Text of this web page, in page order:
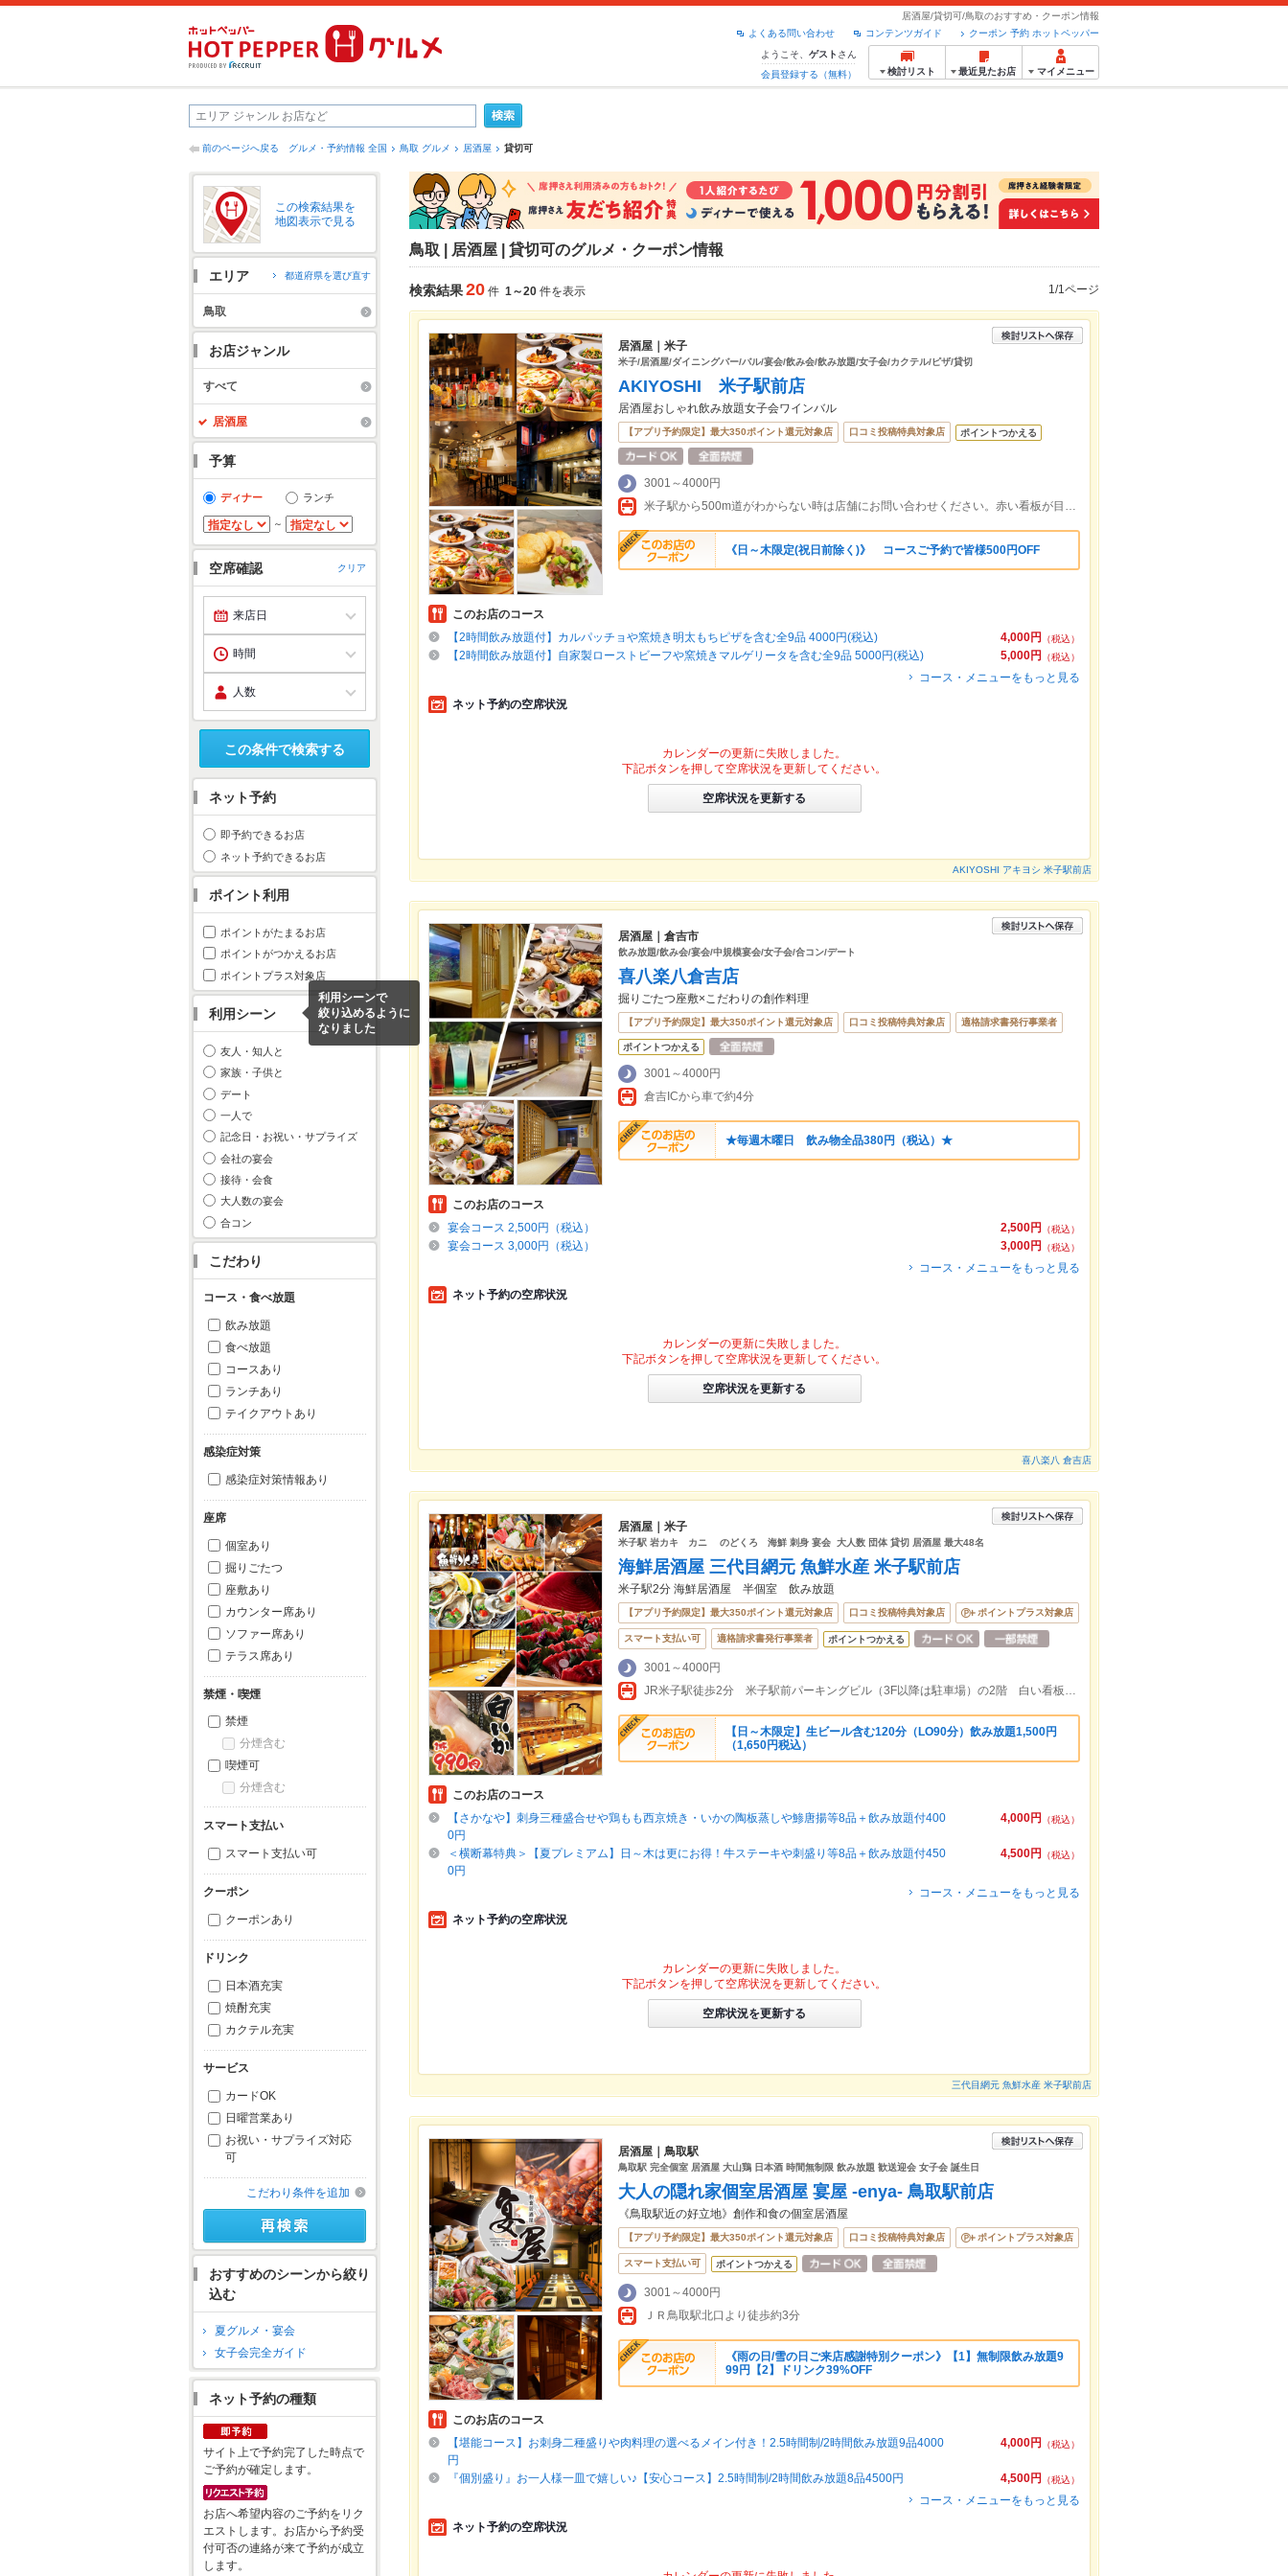
居酒屋/貸切可/鳥取のおすすめ・クーポン情報
クーポン 予約 ホットペッパー
コンテンツガイド
よくある問い合わせ
ようこそ、 ゲスト さん
会員登録する（無料）
検討リスト 最近見たお店 マイメニュー
前のページへ戻る グルメ・予約情報 全国 鳥取 グルメ 居酒屋 貸切可
この検索結果を
地図表示で見る
エリア 都道府県を選び直す
鳥取
お店ジャンル
すべて
居酒屋
予算
ディナー ランチ
～
空席確認 クリア
この条件で検索する
ネット予約
即予約できるお店
ネット予約できるお店
ポイント利用
ポイントがたまるお店
ポイントがつかえるお店
ポイントプラス対象店
利用シーン
利用シーンで
絞り込めるように
なりました
友人・知人と
家族・子供と
デート
一人で
記念日・お祝い・サプライズ
会社の宴会
接待・会食
大人数の宴会
合コン
こだわり
コース・食べ放題
飲み放題
食べ放題
コースあり
ランチあり
テイクアウトあり
感染症対策
感染症対策情報あり
座席
個室あり
掘りごたつ
座敷あり
カウンター席あり
ソファー席あり
テラス席あり
禁煙・喫煙
禁煙
分煙含む
喫煙可
分煙含む
スマート支払い
スマート支払い可
クーポン
クーポンあり
ドリンク
日本酒充実
焼酎充実
カクテル充実
サービス
カードOK
日曜営業あり
お祝い・サプライズ対応
可
こだわり条件を追加
おすすめのシーンから絞り
込む
夏グルメ・宴会
女子会完全ガイド
ネット予約の種類
サイト上で予約完了した時点で
ご予約が確定します。
お店へ希望内容のご予約をリク
エストします。お店から予約受
付可否の連絡が来て予約が成立
します。
鳥取 | 居酒屋 | 貸切可のグルメ・クーポン情報
検索結果20 件 1～20 件を表示 1/1ページ
居酒屋｜米子
米子/居酒屋/ダイニングバー/バル/宴会/飲み会/飲み放題/女子会/カクテル/ピザ/貸切
AKIYOSHI 米子駅前店
居酒屋おしゃれ飲み放題女子会ワインバル
【アプリ予約限定】最大350ポイント還元対象店 口コミ投稿特典対象店 ポイントつかえる
3001～4000円
米子駅から500m道がわからない時は店舗にお問い合わせください。赤い看板が目印です！
《日～木限定(祝日前除く)》 コースご予約で皆様500円OFF
このお店のコース
4,000円
（税込）
【2時間飲み放題付】カルパッチョや窯焼き明太もちピザを含む全9品 4000円(税込)
5,000円
（税込）
【2時間飲み放題付】自家製ローストビーフや窯焼きマルゲリータを含む全9品 5000円(税込)
コース・メニューをもっと見る
ネット予約の空席状況
カレンダーの更新に失敗しました。
下記ボタンを押して空席状況を更新してください。
空席状況を更新する
AKIYOSHI アキヨシ 米子駅前店
居酒屋｜倉吉市
飲み放題/飲み会/宴会/中規模宴会/女子会/合コン/デート
喜八楽八倉吉店
掘りごたつ座敷×こだわりの創作料理
【アプリ予約限定】最大350ポイント還元対象店 口コミ投稿特典対象店 適格請求書発行事業者
ポイントつかえる
3001～4000円
倉吉ICから車で約4分
★毎週木曜日 飲み物全品380円（税込）★
このお店のコース
2,500円
（税込）
宴会コース 2,500円（税込）
3,000円
（税込）
宴会コース 3,000円（税込）
コース・メニューをもっと見る
ネット予約の空席状況
カレンダーの更新に失敗しました。
下記ボタンを押して空席状況を更新してください。
空席状況を更新する
喜八楽八 倉吉店
居酒屋｜米子
米子駅 岩カキ カニ のどくろ 海鮮 刺身 宴会 大人数 団体 貸切 居酒屋 最大48名
海鮮居酒屋 三代目網元 魚鮮水産 米子駅前店
米子駅2分 海鮮居酒屋 半個室 飲み放題
【アプリ予約限定】最大350ポイント還元対象店 口コミ投稿特典対象店 ポイントプラス対象店
スマート支払い可 適格請求書発行事業者 ポイントつかえる
3001～4000円
JR米子駅徒歩2分 米子駅前パーキングビル（3F以降は駐車場）の2階 白い看板に黒い文字で【魚鮮水産米子駅前店】が目印
【日～木限定】生ビール含む120分（LO90分）飲み放題1,500円
（1,650円税込）
このお店のコース
4,000円
（税込）
【さかなや】刺身三種盛合せや鶏もも西京焼き・いかの陶板蒸しや鯵唐揚等8品＋飲み放題付400
0円
4,500円
（税込）
＜横断幕特典＞【夏プレミアム】日～木は更にお得！牛ステーキや刺盛り等8品＋飲み放題付450
0円
コース・メニューをもっと見る
ネット予約の空席状況
カレンダーの更新に失敗しました。
下記ボタンを押して空席状況を更新してください。
空席状況を更新する
三代目網元 魚鮮水産 米子駅前店
居酒屋｜鳥取駅
鳥取駅 完全個室 居酒屋 大山鶏 日本酒 時間無制限 飲み放題 歓送迎会 女子会 誕生日
大人の隠れ家個室居酒屋 宴屋 -enya- 鳥取駅前店
《鳥取駅近の好立地》創作和食の個室居酒屋
【アプリ予約限定】最大350ポイント還元対象店 口コミ投稿特典対象店 ポイントプラス対象店
スマート支払い可 ポイントつかえる
3001～4000円
ＪＲ鳥取駅北口より徒歩約3分
《雨の日/雪の日ご来店感謝特別クーポン》【1】無制限飲み放題9
99円【2】ドリンク39%OFF
このお店のコース
4,000円
（税込）
【堪能コース】お刺身二種盛りや肉料理の選べるメイン付き！2.5時間制/2時間飲み放題9品4000
円
4,500円
（税込）
『個別盛り』お一人様一皿で嬉しい♪【安心コース】2.5時間制/2時間飲み放題8品4500円
コース・メニューをもっと見る
ネット予約の空席状況